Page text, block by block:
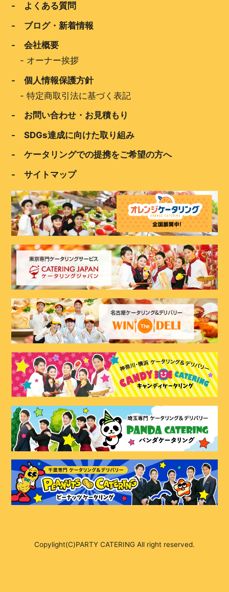
- よくある質問
- ブログ・新着情報
- 会社概要
- オーナー挨拶
- 個人情報保護方針
-特定商取引法に基づく表記
- お問い合わせ・お見積もり
- SDGs達成に向けた取り組み
- ケータリングでの提携をご希望の方へ
- サイトマップ
Copylight(C)PARTY CATERING All right reserved.